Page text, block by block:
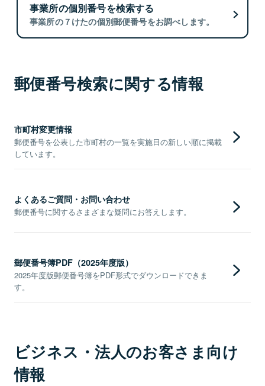
事業所の個別番号を検索する
事業所の７けたの個別郵便番号をお調べします。
郵便番号検索に関する情報
市町村変更情報
郵便番号を公表した市町村の一覧を実施日の新しい順に掲載
しています。
よくあるご質問・お問い合わせ
郵便番号に関するさまざまな疑問にお答えします。
郵便番号簿PDF（2025年度版）
2025年度版郵便番号簿をPDF形式でダウンロードできま
す。
ビジネス・法人のお客さま向け
情報